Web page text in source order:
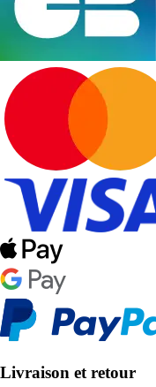
Livraison et retour